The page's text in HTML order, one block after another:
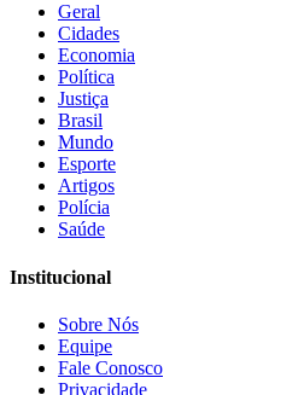
Geral
Cidades
Economia
Política
Justiça
Brasil
Mundo
Esporte
Artigos
Polícia
Saúde
Institucional
Sobre Nós
Equipe
Fale Conosco
Privacidade